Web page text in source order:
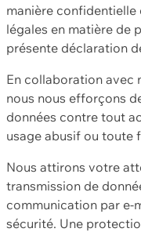
manière
légales en matière de
présente déclaration
En collaboration avec
nous nous efforçons
données contre tout
usage abusif ou toute
Nous attirons votre
transmission de
communication par e-
sécurité. Une